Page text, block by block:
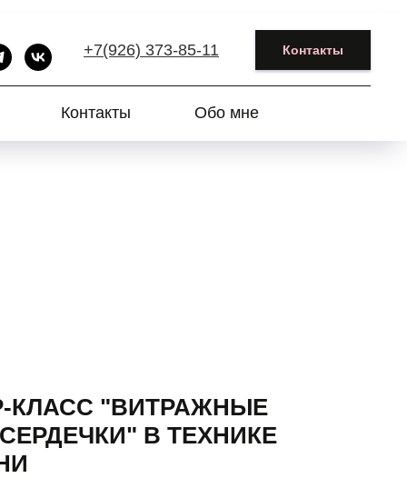
+7(926) 373-85-11 Контакты
Контакты Обо мне
КЛАСС "ВИТРАЖНЫЕ
В ТЕХНИКЕ